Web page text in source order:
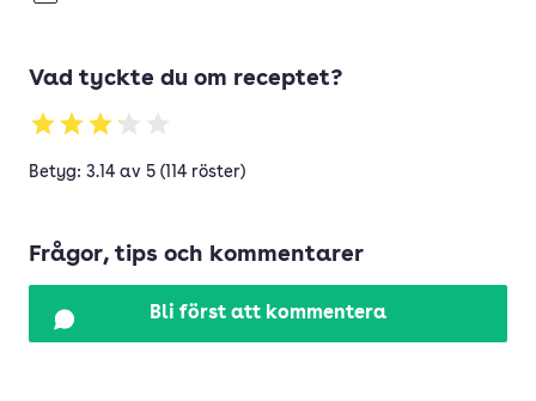
Vad tyckte du om receptet?
Betyg: 3.14 av 5 (114 röster)
Frågor, tips och kommentarer
Bli först att kommentera